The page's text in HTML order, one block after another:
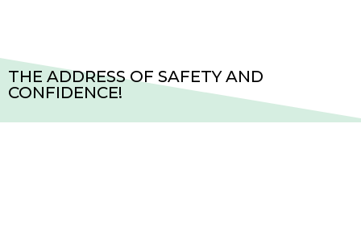
THE ADDRESS OF SAFETY AND
CONFIDENCE!